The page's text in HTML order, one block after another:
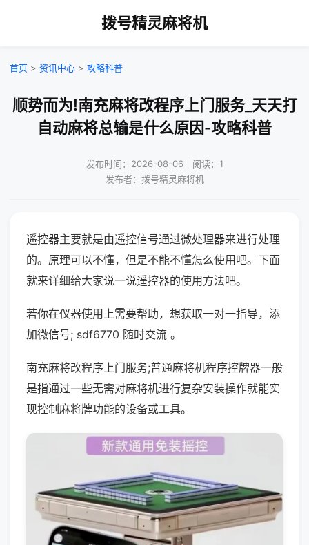
拨号精灵麻将机
首页 > 资讯中心 > 攻略科普
顺势而为!南充麻将改程序上门服务_天天打
自动麻将总输是什么原因-攻略科普
发布时间：2026-08-06｜阅读：1
发布者：拨号精灵麻将机
遥控器主要就是由遥控信号通过微处理器来进行处理
的。原理可以不懂，但是不能不懂怎么使用吧。下面
就来详细给大家说一说遥控器的使用方法吧。
若你在仪器使用上需要帮助，想获取一对一指导，添
加微信号; sdf6770 随时交流 。
南充麻将改程序上门服务;普通麻将机程序控牌器一般
是指通过一些无需对麻将机进行复杂安装操作就能实
现控制麻将牌功能的设备或工具。